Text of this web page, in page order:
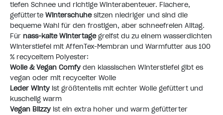
tiefen Schnee und richtige Winterabenteuer. Flachere,
gefütterte Winterschuhesitzen niedriger und sind die
bequeme Wahl für den frostigen, aber schneefreien Alltag.
Für nass-kalte Wintertagegreifst du zu einem wasserdichten
Winterstiefel mit AffenTex-Membran und Warmfutter aus 100
% recyceltem Polyester:
Wolle & Vegan Comfy den klassischen Winterstiefel gibt es
vegan oder mit recycelter Wolle
Leder Winty ist größtenteils mit echter Wolle gefüttert und
kuschelig warm
Vegan Blizzy ist ein extra hoher und warm gefütterter